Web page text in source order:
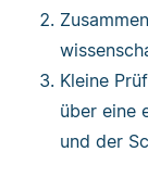
Kleine
über eine
und der